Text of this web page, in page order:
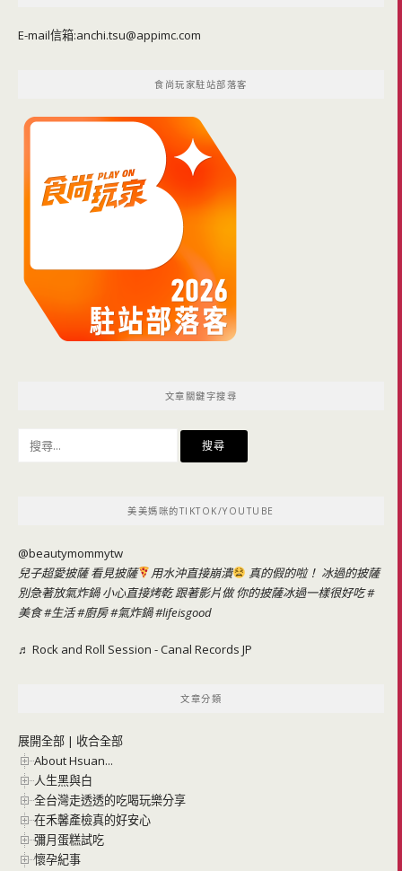
E-mail信箱:anchi.tsu@appimc.com
食尚玩家駐站部落客
文章關鍵字搜尋
美美媽咪的TIKTOK/YOUTUBE
@beautymommytw
兒子超愛披薩 看見披薩
用水沖直接崩潰
真的假的啦！ 冰過的披薩
別急著放氣炸鍋 小心直接烤乾 跟著影片做 你的披薩冰過一樣很好吃#
美食#生活#廚房#氣炸鍋#lifeisgood
♬ Rock and Roll Session - Canal Records JP
文章分類
展開全部 | 收合全部
About Hsuan...
人生黑與白
全台灣走透透的吃喝玩樂分享
在禾馨產檢真的好安心
彌月蛋糕試吃
懷孕紀事